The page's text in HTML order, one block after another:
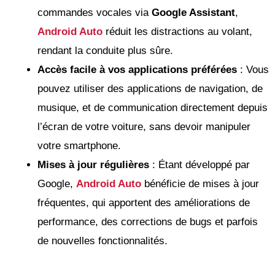
commandes vocales via Google Assistant,
Android Auto réduit les distractions au volant,
rendant la conduite plus sûre.
Accès facile à vos applications préférées : Vous
pouvez utiliser des applications de navigation, de
musique, et de communication directement depuis
l’écran de votre voiture, sans devoir manipuler
votre smartphone.
Mises à jour régulières : Étant développé par
Google, Android Auto bénéficie de mises à jour
fréquentes, qui apportent des améliorations de
performance, des corrections de bugs et parfois
de nouvelles fonctionnalités.